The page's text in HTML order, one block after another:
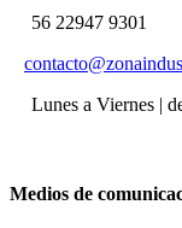
56 22947 9301
Lunes a Viernes |
Medios de